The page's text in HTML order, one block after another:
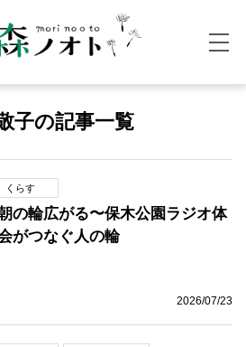
子の記事一覧
くらす
の輪広がる〜保木公園ラジオ体
がつなぐ人の輪
2026/07/23